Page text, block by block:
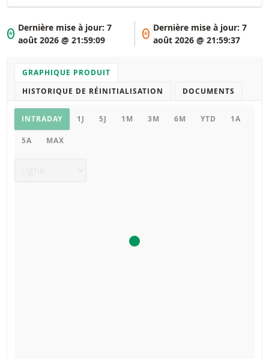
*
Dernière mise à jour:7
août 2026 @ 21:59:09
*
Dernière mise à jour: 7
août 2026 @ 21:59:37
GRAPHIQUE PRODUIT
HISTORIQUE DE RÉINITIALISATION
DOCUMENTS
Graphique
INTRADAY 1J 5J 1M 3M 6M YTD 1A
5A MAX